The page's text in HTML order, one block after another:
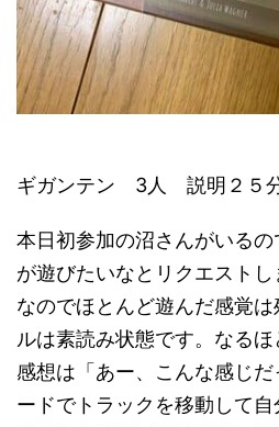
ギガンテン 3人 説明２５
本日初参加の沼さんがいる
が遊びたいなとリクエスト
なのでほとんど遊んだ感覚
ルは素読み状態です。なる
感想は「あー、こんな感じ
ードでトラックを移動して